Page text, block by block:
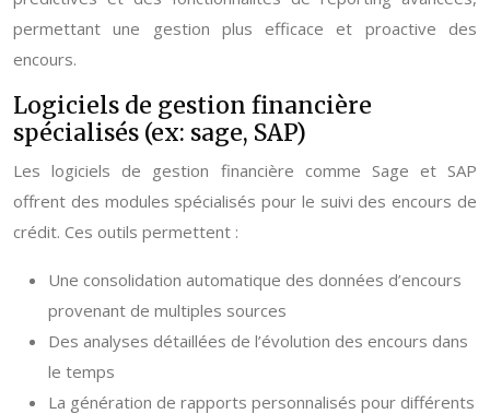
permettant une gestion plus efficace et proactive des
encours.
Logiciels de gestion financière
spécialisés (ex: sage, SAP)
Les logiciels de gestion financière comme Sage et SAP
offrent des modules spécialisés pour le suivi des encours de
crédit. Ces outils permettent :
Une consolidation automatique des données d’encours
provenant de multiples sources
Des analyses détaillées de l’évolution des encours dans
le temps
La génération de rapports personnalisés pour différents